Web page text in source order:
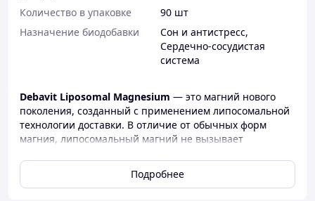
Количество в упаковке
90 шт
Назначение биодобавки
Сон и антистресс,
Сердечно-сосудистая
система
Debavit Liposomal Magnesium — это магний нового
поколения, созданный с применением липосомальной
технологии доставки. В отличие от обычных форм
магния, липосомальный магний не вызывает
обладает уникальной биодоступностью, позволяя
быстро восполнить дефицит минерала, снять
Подробнее